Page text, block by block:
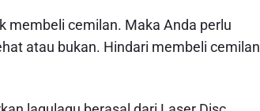
membeli cemilan. Maka Anda perlu
atau bukan. Hindari membeli cemilan